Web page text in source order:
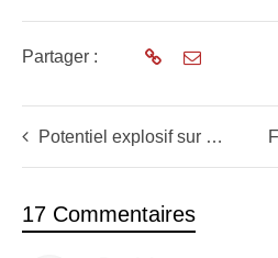
Partager :
Potentiel explosif sur 4 trades de news
17 Commentaires